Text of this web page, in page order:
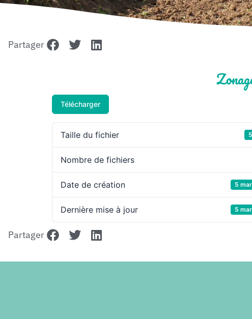
Partager
Télécharger
Taille du fichier
Nombre de fichiers
Date de création 5
Dernière mise à jour 5
Partager